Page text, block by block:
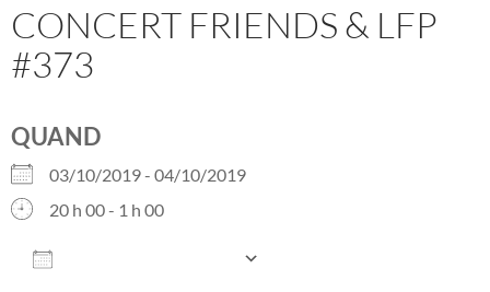
CONCERT FRIENDS & LFP
#373
QUAND
03/10/2019 - 04/10/2019
20 h 00 - 1 h 00